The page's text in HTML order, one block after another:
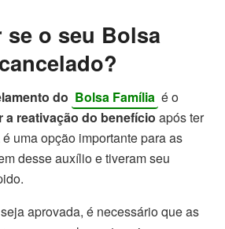
se o seu Bolsa
do Bolsa Família é o
a reativação do benefício após ter
uma opção importante para as
desse auxílio e tiveram seu
aprovada, é necessário que as